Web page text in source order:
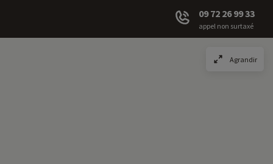
09 72 26 99 33
appel non surtaxé
Agrandir